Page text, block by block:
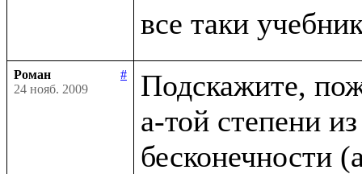
Роман
#
24 нояб. 2009
Подскажите,
a-той степени
бесконечности